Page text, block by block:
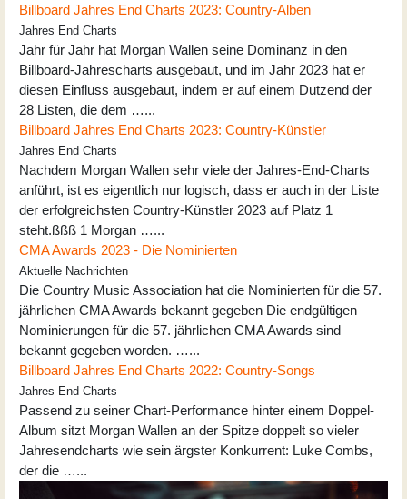
Billboard Jahres End Charts 2023: Country-Alben
Jahres End Charts
Jahr für Jahr hat Morgan Wallen seine Dominanz in den
Billboard-Jahrescharts ausgebaut, und im Jahr 2023 hat er
diesen Einfluss ausgebaut, indem er auf einem Dutzend der
28 Listen, die dem …...
Billboard Jahres End Charts 2023: Country-Künstler
Jahres End Charts
Nachdem Morgan Wallen sehr viele der Jahres-End-Charts
anführt, ist es eigentlich nur logisch, dass er auch in der Liste
der erfolgreichsten Country-Künstler 2023 auf Platz 1
steht.ßßß 1 Morgan …...
CMA Awards 2023 - Die Nominierten
Aktuelle Nachrichten
Die Country Music Association hat die Nominierten für die 57.
jährlichen CMA Awards bekannt gegeben Die endgültigen
Nominierungen für die 57. jährlichen CMA Awards sind
bekannt gegeben worden. …...
Billboard Jahres End Charts 2022: Country-Songs
Jahres End Charts
Passend zu seiner Chart-Performance hinter einem Doppel-
Album sitzt Morgan Wallen an der Spitze doppelt so vieler
Jahresendcharts wie sein ärgster Konkurrent: Luke Combs,
der die …...